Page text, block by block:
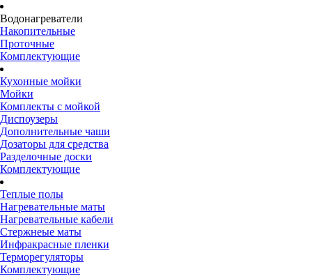
Водонагреватели
Накопительные
Проточные
Комплектующие
Кухонные мойки
Мойки
Комплекты с мойкой
Диспоузеры
Дополнительные чаши
Дозаторы для средства
Разделочные доски
Комплектующие
Теплые полы
Нагревательные маты
Нагревательные кабели
Стержнеые маты
Инфракрасные пленки
Терморегуляторы
Комплектующие